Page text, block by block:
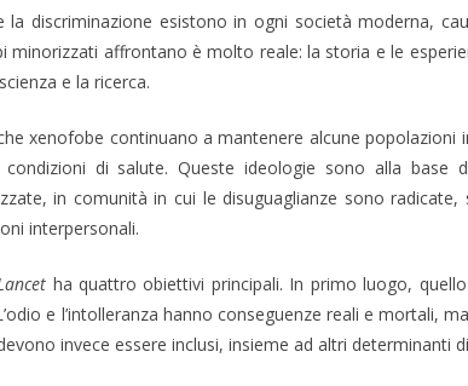
la discriminazione esistono in ogni società moderna,
minorizzati affrontano è molto reale: la storia e le
e la ricerca.
xenofobe continuano a mantenere alcune
di salute. Queste ideologie sono alla
in comunità in cui le disuguaglianze sono
interpersonali.
ha quattro obiettivi principali. In primo luogo,
e l’intolleranza hanno conseguenze reali e mortali,
invece essere inclusi, insieme ad altri